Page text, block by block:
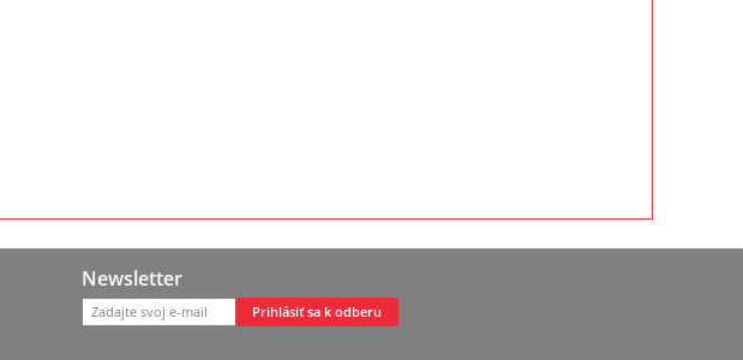
Newsletter
Prihlásiť sa k odberu